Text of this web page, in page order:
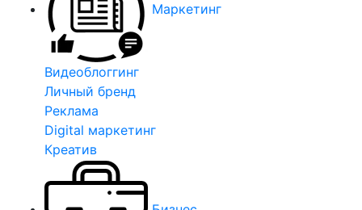
Маркетинг
Видеоблоггинг
Личный бренд
Реклама
Digital маркетинг
Креатив